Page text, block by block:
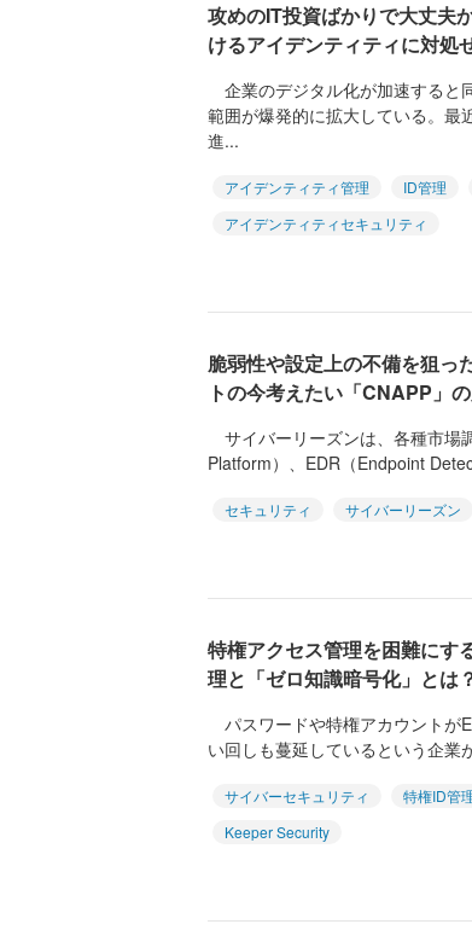
攻めのIT投資ばかりで大丈夫
けるアイデンティティに対処
企業のデジタル化が加速すると
範囲が爆発的に拡大している。最
進...
アイデンティティ管理 ID管理
アイデンティティセキュリティ
脆弱性や設定上の不備を狙
トの今考えたい「CNAPP」
サイバーリーズンは、各種市場
Platform）、EDR（Endpoint
セキュリティ サイバーリーズン
特権アクセス管理を困難にす
理と「ゼロ知識暗号化」とは
パスワードや特権アカウントが
い回しも蔓延しているという企業
サイバーセキュリティ 特権ID管
Keeper Security